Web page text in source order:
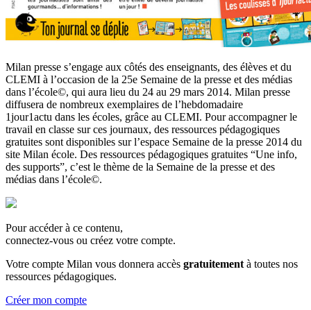
Milan presse s’engage aux côtés des enseignants, des élèves et du
CLEMI à l’occasion de la 25e Semaine de la presse et des médias
dans l’école©, qui aura lieu du 24 au 29 mars 2014. Milan presse
diffusera de nombreux exemplaires de l’hebdomadaire
1jour1actu dans les écoles, grâce au CLEMI. Pour accompagner le
travail en classe sur ces journaux, des ressources pédagogiques
gratuites sont disponibles sur l’espace Semaine de la presse 2014 du
site Milan école. Des ressources pédagogiques gratuites “Une info,
des supports”, c’est le thème de la Semaine de la presse et des
médias dans l’école©.
Pour accéder à ce contenu,
connectez-vous ou créez votre compte.
Votre compte Milan vous donnera accès gratuitement à toutes nos
ressources pédagogiques.
Créer mon compte